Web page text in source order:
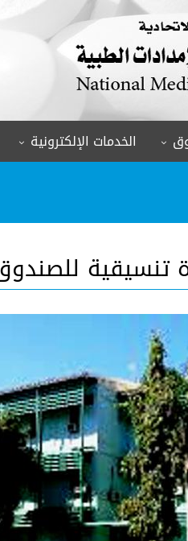
الخدمات الإلكترونية
تنسيقية